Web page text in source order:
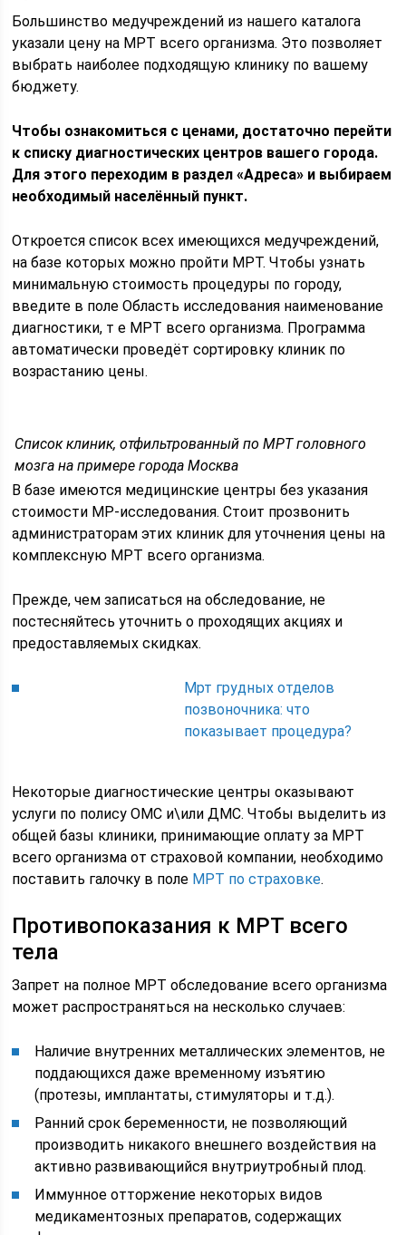
Большинство медучреждений из нашего каталога
указали цену на МРТ всего организма. Это позволяет
выбрать наиболее подходящую клинику по вашему
бюджету.
Чтобы ознакомиться с ценами, достаточно перейти
к списку диагностических центров вашего города.
Для этого переходим в раздел «Адреса» и выбираем
необходимый населённый пункт.
Откроется список всех имеющихся медучреждений,
на базе которых можно пройти МРТ. Чтобы узнать
минимальную стоимость процедуры по городу,
введите в поле Область исследования наименование
диагностики, т е МРТ всего организма. Программа
автоматически проведёт сортировку клиник по
возрастанию цены.
Список клиник, отфильтрованный по МРТ головного
мозга на примере города Москва
В базе имеются медицинские центры без указания
стоимости МР-исследования. Стоит прозвонить
администраторам этих клиник для уточнения цены на
комплексную МРТ всего организма.
Прежде, чем записаться на обследование, не
постесняйтесь уточнить о проходящих акциях и
предоставляемых скидках.
Мрт грудных отделов
позвоночника: что
показывает процедура?
Некоторые диагностические центры оказывают
услуги по полису ОМС и\или ДМС. Чтобы выделить из
общей базы клиники, принимающие оплату за МРТ
всего организма от страховой компании, необходимо
поставить галочку в поле МРТ по страховке.
Противопоказания к МРТ всего
тела
Запрет на полное МРТ обследование всего организма
может распространяться на несколько случаев:
Наличие внутренних металлических элементов, не
поддающихся даже временному изъятию
(протезы, имплантаты, стимуляторы и т.д.).
Ранний срок беременности, не позволяющий
производить никакого внешнего воздействия на
активно развивающийся внутриутробный плод.
Иммунное отторжение некоторых видов
медикаментозных препаратов, содержащих